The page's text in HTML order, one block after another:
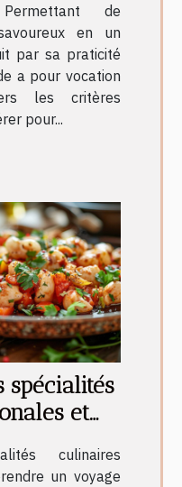
de
en un
par sa praticité
a pour vocation
les critères
pour...
spécialités
et
culinaires
un voyage